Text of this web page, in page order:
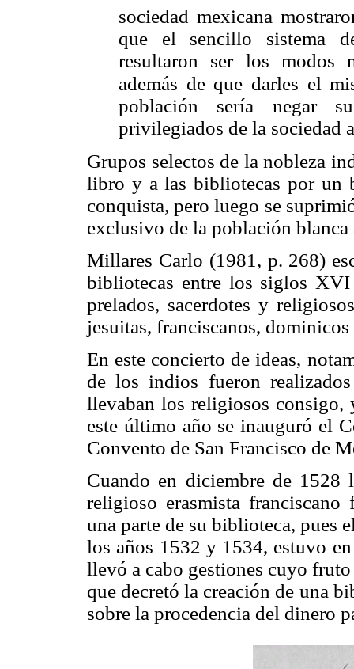
sociedad mexicana
que el sencillo sistema
resultaron ser los modos
además de que darles el
población sería negar
privilegiados de la sociedad
Grupos selectos de la nobleza
libro y a las bibliotecas por un
conquista, pero luego se
exclusivo de la población
Millares Carlo (1981, p. 268)
bibliotecas entre los siglos
prelados, sacerdotes y
jesuitas, franciscanos,
En este concierto de ideas,
de los indios fueron
llevaban los religiosos
este último año se inauguró el
Convento de San Francisco de
Cuando en diciembre de
religioso erasmista
una parte de su biblioteca, pues
los años 1532 y 1534, estuvo
llevó a cabo gestiones cuyo
que decretó la creación de una
sobre la procedencia del dinero